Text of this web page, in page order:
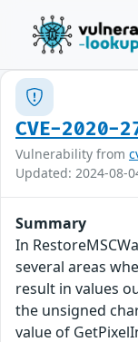
CVE-2020-
Vulnerability from
Updated: 2024-08-
Summary
In
several areas
result in values
the unsigned
value of